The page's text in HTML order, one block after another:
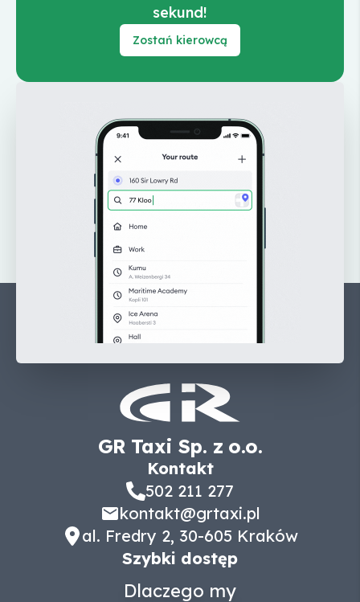
sekund!
Zostań kierowcą
GR Taxi Sp. z o.o.
Kontakt
502 211 277
kontakt@grtaxi.pl
al. Fredry 2, 30-605 Kraków
Szybki dostęp
Dlaczego my